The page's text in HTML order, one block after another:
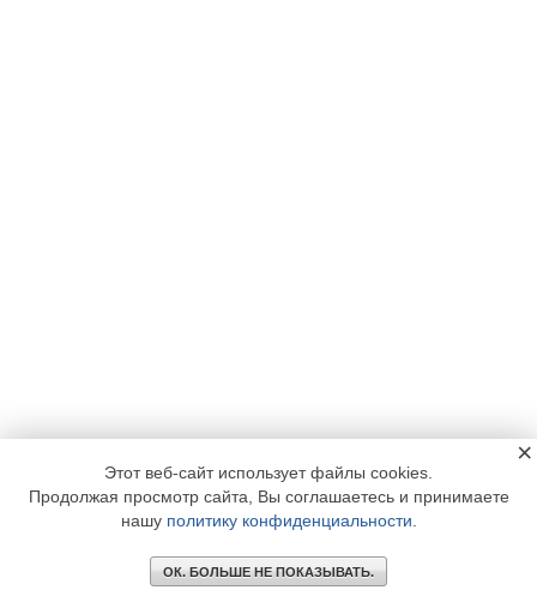
Этот веб-сайт использует файлы cookies.
Продолжая просмотр сайта, Вы соглашаетесь и принимаете
нашу политику конфиденциальности
ОК. БОЛЬШЕ НЕ ПОКАЗЫВАТЬ.
×